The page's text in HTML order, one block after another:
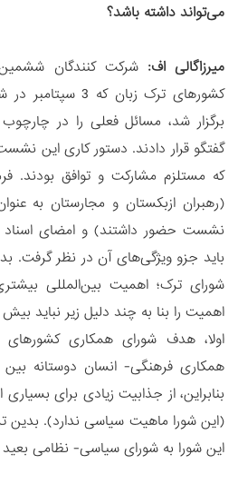
می‌تواند داشته باشد؟
میرزاگالی اف: شرکت کنندگان
کشورهای ترک زبان که
برگزار شد، مسائل فعلی را در
گفتگو قرار دادند. دستور کاری این
که مستلزم مشارکت و توافق بودند.
(رهبران ازبکستان و مجارستان به
نشست حضور داشتند) و امضای اسناد
باید جزو ویژگی‌های آن در نظر گرفت.
شورای ترک؛ اهمیت بین‌المللی
اهمیت را بنا به چند دلیل زیر نباید
اولا، هدف شورای همکاری کشورهای
همکاری فرهنگی- انسان دوستانه
بنابراین، از جذابیت زیادی برای
(این شورا ماهیت سیاسی ندارد). بدین
این شورا به شورای سیاسی- نظامی‌